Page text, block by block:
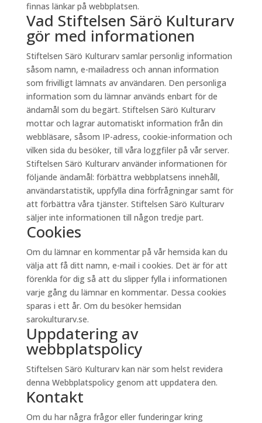
finnas länkar på webbplatsen.
Vad Stiftelsen Särö Kulturarv
gör med informationen
Stiftelsen Särö Kulturarv samlar personlig information
såsom namn, e-mailadress och annan information
som frivilligt lämnats av användaren. Den personliga
information som du lämnar används enbart för de
ändamål som du begärt. Stiftelsen Särö Kulturarv
mottar och lagrar automatiskt information från din
webbläsare, såsom IP-adress, cookie-information och
vilken sida du besöker, till våra loggfiler på vår server.
Stiftelsen Särö Kulturarv använder informationen för
följande ändamål: förbättra webbplatsens innehåll,
användarstatistik, uppfylla dina förfrågningar samt för
att förbättra våra tjänster. Stiftelsen Särö Kulturarv
säljer inte informationen till någon tredje part.
Cookies
Om du lämnar en kommentar på vår hemsida kan du
välja att få ditt namn, e-mail i cookies. Det är för att
förenkla för dig så att du slipper fylla i informationen
varje gång du lämnar en kommentar. Dessa cookies
sparas i ett år. Om du besöker hemsidan
sarokulturarv.se.
Uppdatering av
webbplatspolicy
Stiftelsen Särö Kulturarv kan när som helst revidera
denna Webbplatspolicy genom att uppdatera den.
Kontakt
Om du har några frågor eller funderingar kring